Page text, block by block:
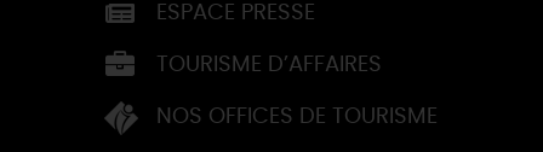
ESPACE PRESSE
TOURISME D’AFFAIRES
NOS OFFICES DE TOURISME